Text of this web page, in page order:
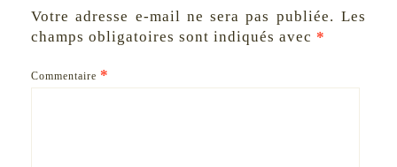
Votre adresse e-mail ne sera pas publiée. Les
champs obligatoires sont indiqués avec *
Commentaire *